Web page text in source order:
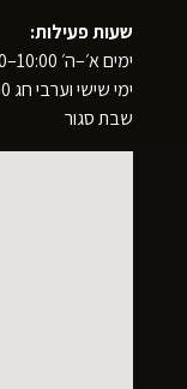
שעות פעילות:
ימים א׳–ה׳ 10:00–19:30
ימי שישי וערבי חג 10:00–14:30
שבת סגור